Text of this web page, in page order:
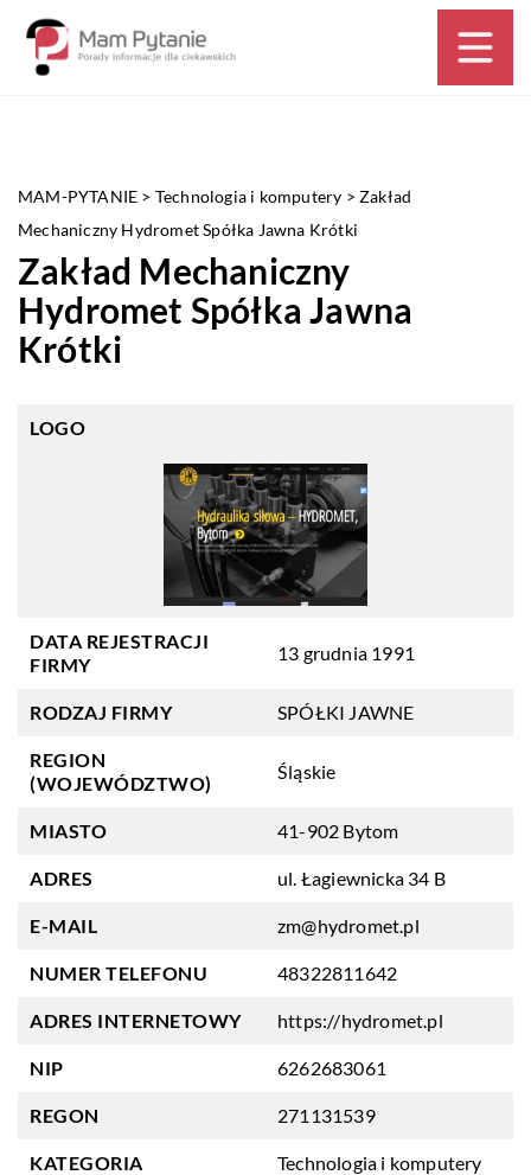
MAM-PYTANIE > Technologia i komputery >Zakład
Mechaniczny Hydromet Spółka Jawna Krótki
Zakład Mechaniczny
Hydromet Spółka Jawna
Krótki
LOGO
DATA REJESTRACJI
FIRMY
13 grudnia 1991
RODZAJ FIRMY SPÓŁKI JAWNE
REGION
(WOJEWÓDZTWO)
Śląskie
MIASTO 41-902 Bytom
ADRES ul. Łagiewnicka 34 B
E-MAIL zm@hydromet.pl
NUMER TELEFONU 48322811642
ADRES INTERNETOWY https://hydromet.pl
NIP 6262683061
REGON 271131539
KATEGORIA Technologia i komputery